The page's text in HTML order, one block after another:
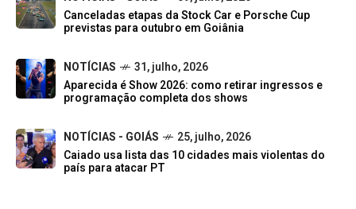
Canceladas etapas da Stock Car e Porsche Cup
previstas para outubro em Goiânia
NOTÍCIAS
31, julho, 2026
Aparecida é Show 2026: como retirar ingressos e
programação completa dos shows
NOTÍCIAS - GOIÁS
25, julho, 2026
Caiado usa lista das 10 cidades mais violentas do
país para atacar PT